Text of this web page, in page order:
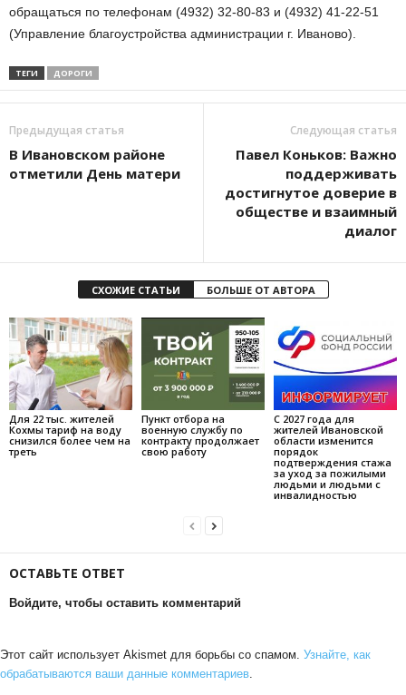
обращаться по телефонам (4932) 32-80-83 и (4932) 41-22-51
(Управление благоустройства администрации г. Иваново).
ТЕГИ ДОРОГИ
Предыдущая статья
В Ивановском районе
отметили День матери
Следующая статья
Павел Коньков: Важно
поддерживать
достигнутое доверие в
обществе и взаимный
диалог
СХОЖИЕ СТАТЬИ БОЛЬШЕ ОТ АВТОРА
Для 22 тыс. жителей
Кохмы тариф на воду
снизился более чем на
треть
Пункт отбора на
военную службу по
контракту продолжает
свою работу
С 2027 года для
жителей Ивановской
области изменится
порядок
подтверждения стажа
за уход за пожилыми
людьми и людьми с
инвалидностью
ОСТАВЬТЕ ОТВЕТ
Войдите, чтобы оставить комментарий
Этот сайт использует Akismet для борьбы со спамом. Узнайте, как
обрабатываются ваши данные комментариев.